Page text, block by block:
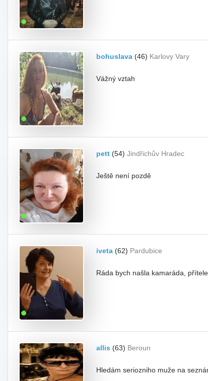
bohuslava (46) Karlovy Vary
Vážný vztah
pett (54) Jindřichův Hradec
Ještě není pozdě
iveta (62) Pardubice
Ráda bych našla kamaráda,
allis (63) Beroun
Hledám seriozniho muže na